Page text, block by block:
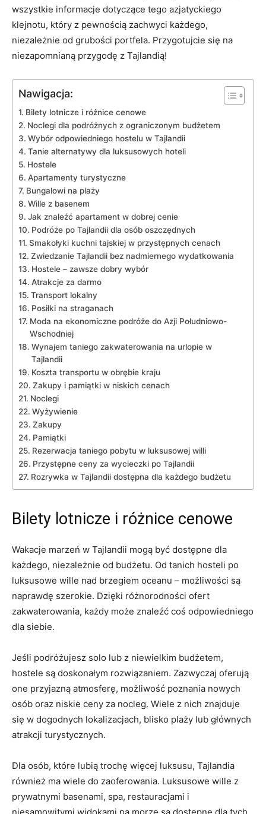
wszystkie informacje ⁣dotyczące tego azjatyckiego
klejnotu, który z pewnością‍ zachwyci​ każdego,
niezależnie od grubości portfela. Przygotujcie ⁣się na
niezapomnianą przygodę z⁣ Tajlandią!
Nawigacja:
Bilety lotnicze i różnice cenowe
Noclegi dla podróżnych z ograniczonym budżetem
Wybór ‍odpowiedniego hostelu w Tajlandii
Tanie ⁤alternatywy​ dla⁣ luksusowych hoteli
Hostele
Apartamenty turystyczne
Bungalowi na plaży
Wille‌ z basenem
Jak znaleźć apartament w dobrej cenie
Podróże po Tajlandii dla osób oszczędnych
Smakołyki kuchni ⁤tajskiej ‍w przystępnych ⁣cenach
Zwiedzanie Tajlandii ⁢bez nadmiernego wydatkowania
Hostele – zawsze dobry wybór
Atrakcje‍ za darmo
Transport lokalny
Posiłki na straganach
Moda na ekonomiczne ‌podróże do Azji Południowo-
Wschodniej
Wynajem taniego zakwaterowania na urlopie w
Tajlandii
Koszta transportu w obrębie kraju
Zakupy i pamiątki w niskich cenach
Noclegi
Wyżywienie
Zakupy
Pamiątki
Rezerwacja taniego ​pobytu w luksusowej willi
Przystępne ceny za wycieczki po Tajlandii
Rozrywka w Tajlandii dostępna dla każdego budżetu
Bilety lotnicze i różnice cenowe
Wakacje marzeń w Tajlandii⁢ mogą być dostępne dla
każdego, niezależnie ‍od budżetu. Od tanich hosteli po
luksusowe wille nad brzegiem oceanu – możliwości⁤ są
naprawdę szerokie.​ Dzięki‌ różnorodności ofert⁣
zakwaterowania, każdy może znaleźć coś odpowiedniego
dla siebie.
Jeśli podróżujesz ⁤solo lub‍ z niewielkim budżetem,
hostele są doskonałym rozwiązaniem. Zazwyczaj oferują
one przyjazną atmosferę, ⁢możliwość poznania ⁣nowych
‌osób oraz niskie ceny za nocleg. Wiele⁤ z nich znajduje
się ⁢w dogodnych ‍lokalizacjach, blisko plaży lub głównych
atrakcji turystycznych.
Dla‌ osób, które lubią trochę⁢ więcej luksusu, Tajlandia
‍również ma wiele⁣ do zaoferowania. Luksusowe wille​ z
prywatnymi ⁤basenami, spa, restauracjami⁣ i